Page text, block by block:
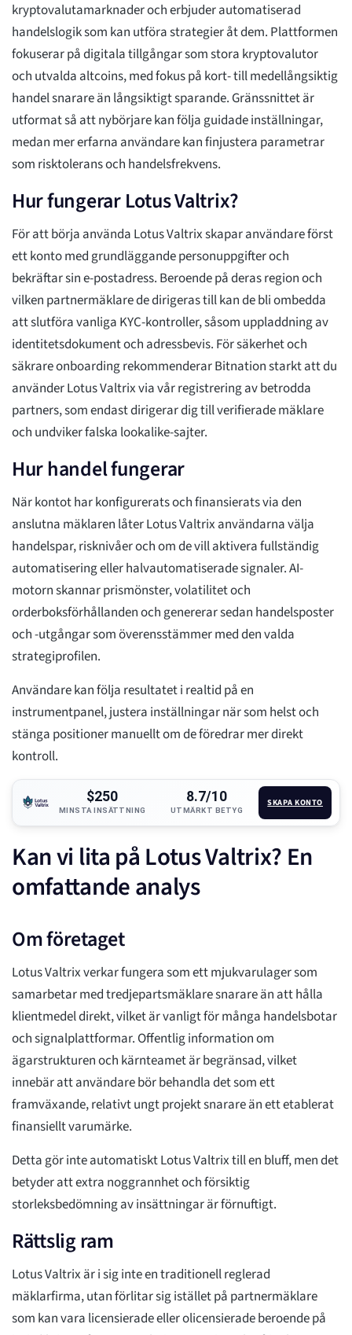
kryptovalutamarknader och erbjuder automatiserad
handelslogik som kan utföra strategier åt dem. Plattformen
fokuserar på digitala tillgångar som stora kryptovalutor
och utvalda altcoins, med fokus på kort- till medellångsiktig
handel snarare än långsiktigt sparande. Gränssnittet är
utformat så att nybörjare kan följa guidade inställningar,
medan mer erfarna användare kan finjustera parametrar
som risktolerans och handelsfrekvens.
Hur fungerar Lotus Valtrix?
För att börja använda Lotus Valtrix skapar användare först
ett konto med grundläggande personuppgifter och
bekräftar sin e-postadress. Beroende på deras region och
vilken partnermäklare de dirigeras till kan de bli ombedda
att slutföra vanliga KYC-kontroller, såsom uppladdning av
identitetsdokument och adressbevis. För säkerhet och
säkrare onboarding rekommenderar Bitnation starkt att du
använder Lotus Valtrix via vår registrering av betrodda
partners, som endast dirigerar dig till verifierade mäklare
och undviker falska lookalike-sajter.
Hur handel fungerar
När kontot har konfigurerats och finansierats via den
anslutna mäklaren låter Lotus Valtrix användarna välja
handelspar, risknivåer och om de vill aktivera fullständig
automatisering eller halvautomatiserade signaler. AI-
motorn skannar prismönster, volatilitet och
orderboksförhållanden och genererar sedan handelsposter
och -utgångar som överensstämmer med den valda
strategiprofilen.
Användare kan följa resultatet i realtid på en
instrumentpanel, justera inställningar när som helst och
stänga positioner manuellt om de föredrar mer direkt
kontroll.
$250
MINSTA INSÄTTNING
8.7/10
UTMÄRKT BETYG
SKAPA KONTO
Kan vi lita på Lotus Valtrix? En
omfattande analys
Om företaget
Lotus Valtrix verkar fungera som ett mjukvarulager som
samarbetar med tredjepartsmäklare snarare än att hålla
klientmedel direkt, vilket är vanligt för många handelsbotar
och signalplattformar. Offentlig information om
ägarstrukturen och kärnteamet är begränsad, vilket
innebär att användare bör behandla det som ett
framväxande, relativt ungt projekt snarare än ett etablerat
finansiellt varumärke.
Detta gör inte automatiskt Lotus Valtrix till en bluff, men det
betyder att extra noggrannhet och försiktig
storleksbedömning av insättningar är förnuftigt.
Rättslig ram
Lotus Valtrix är i sig inte en traditionell reglerad
mäklarfirma, utan förlitar sig istället på partnermäklare
som kan vara licensierade eller olicensierade beroende på